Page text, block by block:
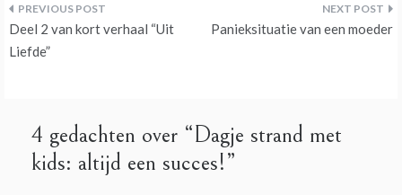
Bericht
navigatie
Deel 2 van kort verhaal “Uit
Liefde”
Panieksituatie van een moeder
4 gedachten over “Dagje strand met
kids: altijd een succes!”